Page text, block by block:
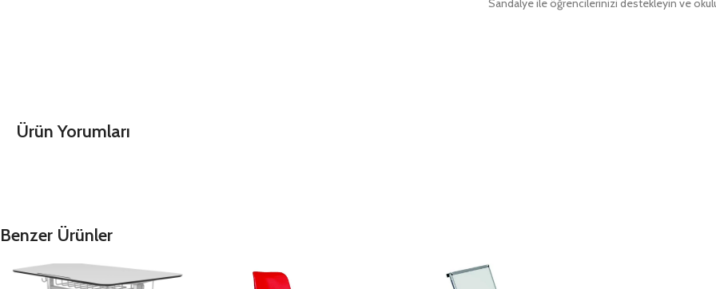
Sandalye ile öğrencilerinizi destekleyin ve
Ürün Yorumları
Benzer Ürünler